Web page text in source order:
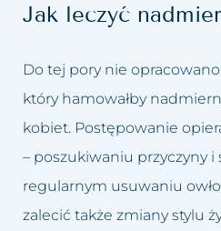
Jak leczyć
Do tej pory nie
który hamowałby
kobiet. Postępowanie
– poszukiwaniu przyczyny
regularnym usuwaniu
zalecić także zmiany stylu